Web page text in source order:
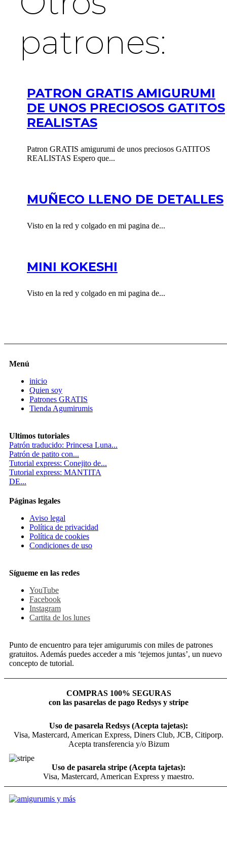
patrones:
PATRON GRATIS AMIGURUMI
DE UNOS PRECIOSOS GATITOS
REALISTAS
Patron GRATIS amigurumi de unos preciosos GATITOS
REALISTAS Espero que...
MUÑECO LLENO DE DETALLES
Visto en la red y colgado en mi pagina de...
MINI KOKESHI
Visto en la red y colgado en mi pagina de...
Menú
inicio
Quien soy
Patrones GRATIS
Tienda Agumirumis
Ultimos tutoriales
Patrón traducido: Princesa Luna...
Patrón de patito con...
Tutorial express: Conejito de...
Tutorial express: MANTITA
DE...
Páginas legales
Aviso legal
Política de privacidad
Política de cookies
Condiciones de uso
Sígueme en las redes
YouTube
Facebook
Instagram
Cartita de los lunes
Punto de encuentro para tejer amigurumis con miles de patrones
gratuitos. Además puedes acceder a mis ‘tejemos juntas’, un nuevo
concepto de tutorial.
COMPRAS 100% SEGURAS
con las pasarelas de pago Redsys y stripe
Uso de pasarela Redsys (Acepta tajetas):
Visa, Mastercard, American Express, Diners Club, JCB, Citiporp.
Acepta transferencia y/o Bizum
Uso de pasarela stripe (Acepta tajetas):
Visa, Mastercard, American Express y maestro.